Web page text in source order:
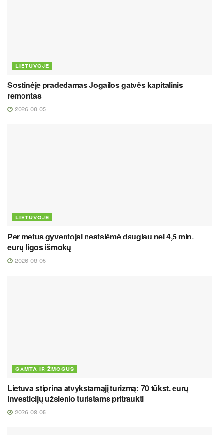
LIETUVOJE
Sostinėje pradedamas Jogailos gatvės kapitalinis
remontas
2026 08 05
LIETUVOJE
Per metus gyventojai neatsiėmė daugiau nei 4,5 mln.
eurų ligos išmokų
2026 08 05
GAMTA IR ŽMOGUS
Lietuva stiprina atvykstamąjį turizmą: 70 tūkst. eurų
investicijų užsienio turistams pritraukti
2026 08 05